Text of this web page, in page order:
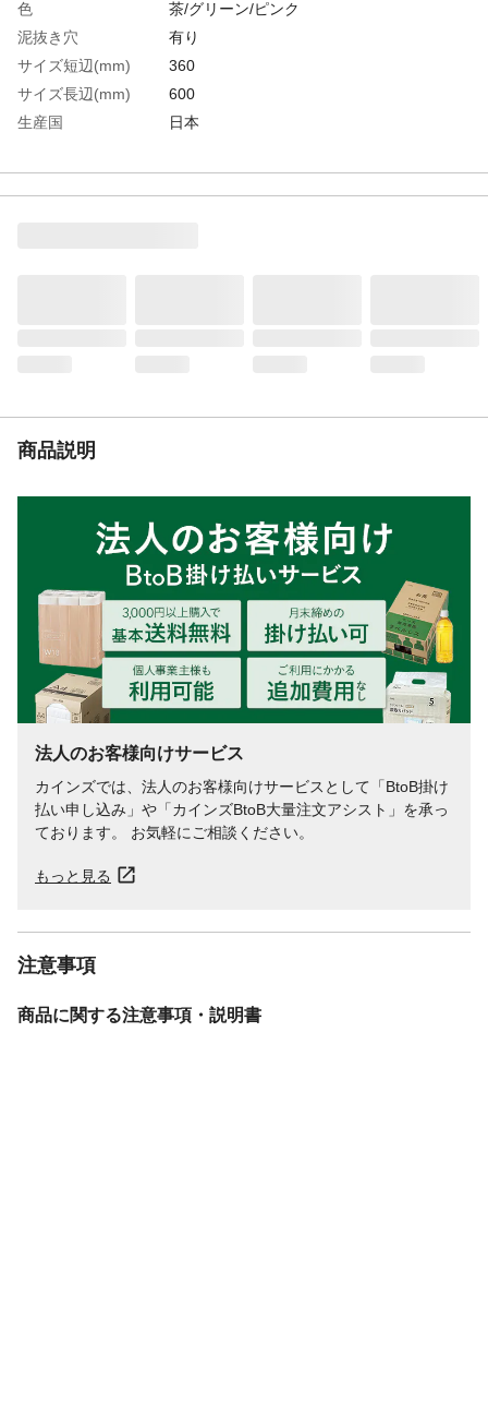
色
茶/グリーン/ピンク
泥抜き穴
有り
サイズ短辺(mm)
360
サイズ長辺(mm)
600
生産国
日本
材質1
硬メッキ鉄線●フレーム：スチール亜鉛メッ
キ●毛：パーム／ポリプロピレン（ＰＰ）
商品説明
法人のお客様向けサービス
カインズでは、法人のお客様向けサービスとして「BtoB掛け
払い申し込み」や「カインズBtoB大量注文アシスト」を承っ
ております。 お気軽にご相談ください。
もっと見る
注意事項
商品に関する注意事項・説明書